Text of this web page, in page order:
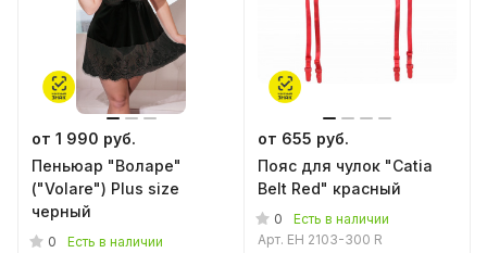
от 1 990 руб.
Пеньюар "Воларе"
("Volare") Plus size
черный
0
Есть в наличии
от 655 руб.
Пояс для чулок "Catia
Belt Red" красный
0
Есть в наличии
Арт. EH 2103-300 R